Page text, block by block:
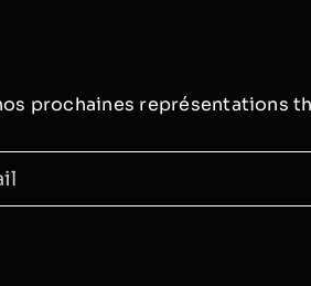
prochaines représentations